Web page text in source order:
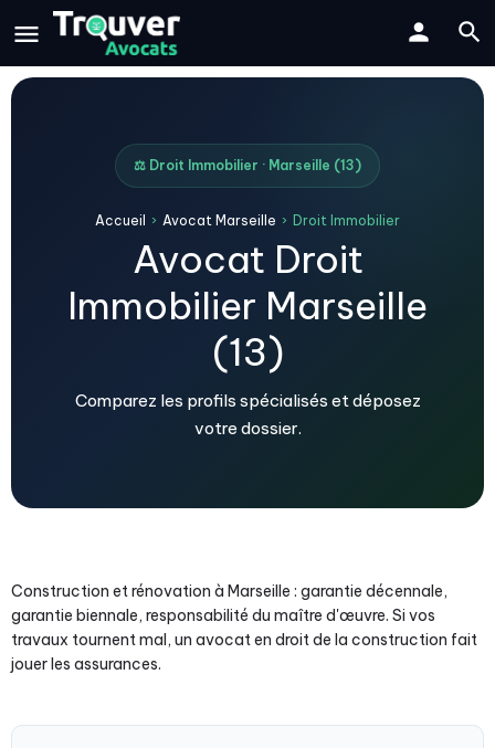
⚖️ Droit Immobilier · Marseille (13)
Accueil › Avocat Marseille › Droit Immobilier
Avocat Droit
Immobilier Marseille
(13)
Comparez les profils spécialisés et déposez
votre dossier.
Construction et rénovation à Marseille : garantie décennale,
garantie biennale, responsabilité du maître d'œuvre. Si vos
travaux tournent mal, un avocat en droit de la construction fait
jouer les assurances.